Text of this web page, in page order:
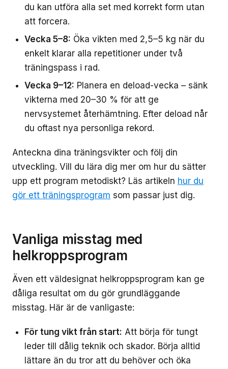
du kan utföra alla set med korrekt form utan
att forcera.
Vecka 5–8: Öka vikten med 2,5–5 kg när du
enkelt klarar alla repetitioner under två
träningspass i rad.
Vecka 9–12: Planera en deload-vecka – sänk
vikterna med 20–30 % för att ge
nervsystemet återhämtning. Efter deload når
du oftast nya personliga rekord.
Anteckna dina träningsvikter och följ din
utveckling. Vill du lära dig mer om hur du sätter
upp ett program metodiskt? Läs artikeln hur du
gör ett träningsprogram som passar just dig.
Vanliga misstag med
helkroppsprogram
Även ett väldesignat helkroppsprogram kan ge
dåliga resultat om du gör grundläggande
misstag. Här är de vanligaste:
För tung vikt från start: Att börja för tungt
leder till dålig teknik och skador. Börja alltid
lättare än du tror att du behöver och öka